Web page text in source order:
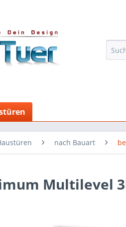
nach Bauart
Multilevel